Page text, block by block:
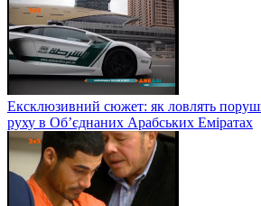
Ексклюзивний сюжет: як ловлять
руху в Об’єднаних Арабських Еміратах